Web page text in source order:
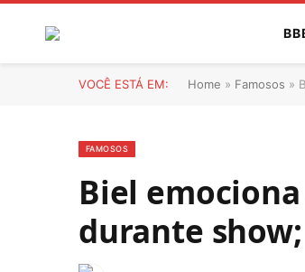
VOCÊ ESTÁ EM: Home » Famosos »
FAMOSOS
Biel
durante